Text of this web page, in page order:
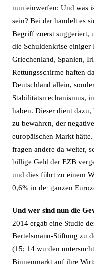
nun einwerfen: Und was
sein? Bei der handelt es
Begriff zuerst suggeriert,
die Schuldenkrise einiger
Griechenland, Spanien,
Rettungsschirme haften
Deutschland allein,
Stabilitätsmechanismus,
haben. Dieser dient
zu bewahren, der
europäischen Markt
fragen andere da weiter,
billige Geld der EZB
und dies führt zu einem
0,6% in der ganzen
Und wer sind nun die
2014 ergab eine Studie
Bertelsmann-Stiftung zu
(15; 14 wurden
Binnenmarkt auf ihre